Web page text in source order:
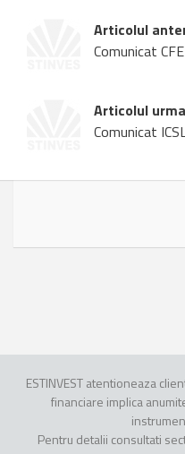
Articolul
Comunicat
Articolul
Comunicat
ESTINVEST atentioneaza
financiare implica
Pentru detalii consultati